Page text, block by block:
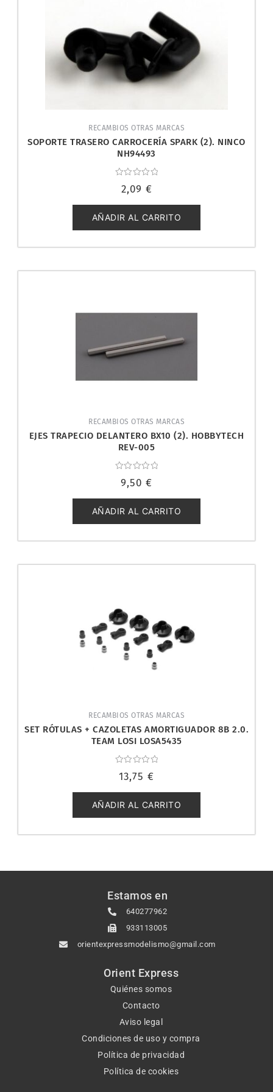
RECAMBIOS OTRAS MARCAS
SOPORTE TRASERO CARROCERÍA SPARK (2). NINCO
NH94493
con
de
5
2,09 €
AÑADIR AL CARRITO
RECAMBIOS OTRAS MARCAS
EJES TRAPECIO DELANTERO BX10 (2). HOBBYTECH
REV-005
con
de
5
9,50 €
AÑADIR AL CARRITO
RECAMBIOS OTRAS MARCAS
SET RÓTULAS + CAZOLETAS AMORTIGUADOR 8B 2.0.
TEAM LOSI LOSA5435
con
de
5
13,75 €
AÑADIR AL CARRITO
Estamos en
640277962
933113005
orientexpressmodelismo@gmail.com
Orient Express
Quiénes somos
Contacto
Aviso legal
Condiciones de uso y compra
Política de privacidad
Política de cookies